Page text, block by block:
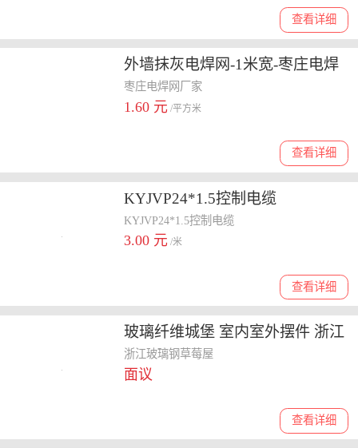
查看详细
外墙抹灰电焊网-1米宽-枣庄电焊
网厂家
枣庄电焊网厂家
1.60 元 /平方米
查看详细
KYJVP24*1.5控制电缆
KYJVP24*1.5控制电缆
3.00 元 /米
查看详细
玻璃纤维城堡 室内室外摆件 浙江
玻璃钢草莓屋
浙江玻璃钢草莓屋
面议
查看详细